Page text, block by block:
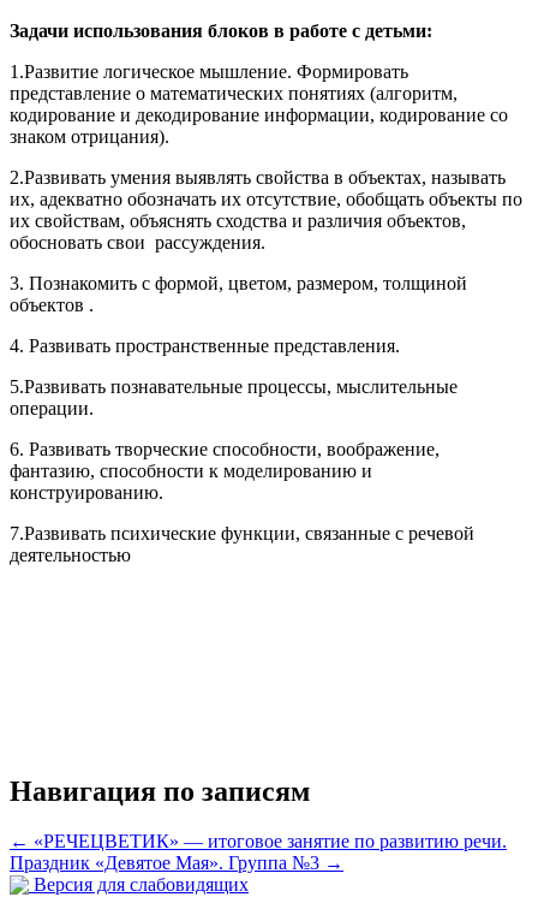
Задачи использования блоков в работе с детьми:
1.Развитие логическое мышление. Формировать
представление о математических понятиях (алгоритм,
кодирование и декодирование информации, кодирование со
знаком отрицания).
2.Развивать умения выявлять свойства в объектах, называть
их, адекватно обозначать их отсутствие, обобщать объекты по
их свойствам, объяснять сходства и различия объектов,
обосновать свои рассуждения.
3. Познакомить с формой, цветом, размером, толщиной
объектов .
4. Развивать пространственные представления.
5.Развивать познавательные процессы, мыслительные
операции.
6. Развивать творческие способности, воображение,
фантазию, способности к моделированию и
конструированию.
7.Развивать психические функции, связанные с речевой
деятельностью
Навигация по записям
← «РЕЧЕЦВЕТИК» — итоговое занятие по развитию речи.
Праздник «Девятое Мая». Группа №3 →
Версия для слабовидящих